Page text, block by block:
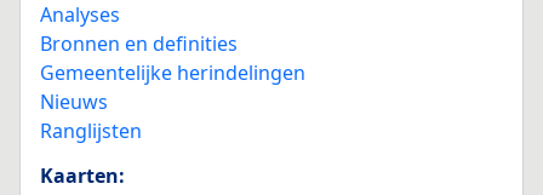
Analyses
Bronnen en definities
Gemeentelijke herindelingen
Nieuws
Ranglijsten
Kaarten: